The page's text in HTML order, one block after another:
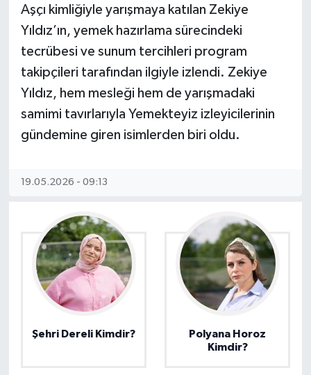
Aşçı kimliğiyle yarışmaya katılan Zekiye
Yıldız’ın, yemek hazırlama sürecindeki
tecrübesi ve sunum tercihleri program
takipçileri tarafından ilgiyle izlendi. Zekiye
Yıldız, hem mesleği hem de yarışmadaki
samimi tavırlarıyla Yemekteyiz izleyicilerinin
gündemine giren isimlerden biri oldu.
19.05.2026 - 09:13
Şehri Dereli Kimdir?
Polyana Horoz
Kimdir?